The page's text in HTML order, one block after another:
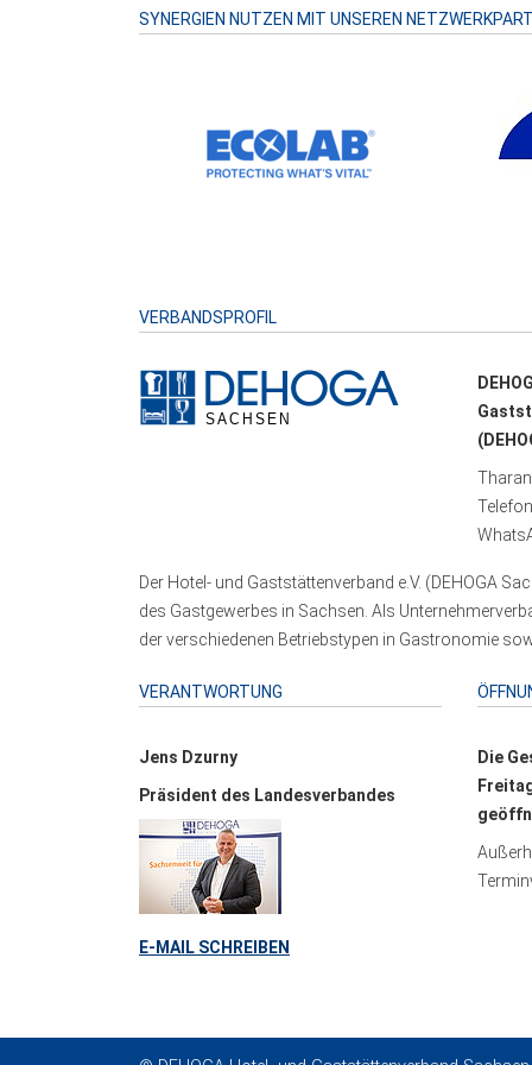
SYNERGIEN NUTZEN MIT UNSEREN
VERBANDSPROFIL
Der Hotel- und Gaststättenverband e.V. (DEHOGA
des Gastgewerbes in Sachsen. Als
der verschiedenen Betriebstypen in Gastronomie
VERANTWORTUNG
Jens Dzurny
Präsident des Landesverbandes
E-MAIL SCHREIBEN
Die